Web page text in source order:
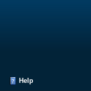
Help